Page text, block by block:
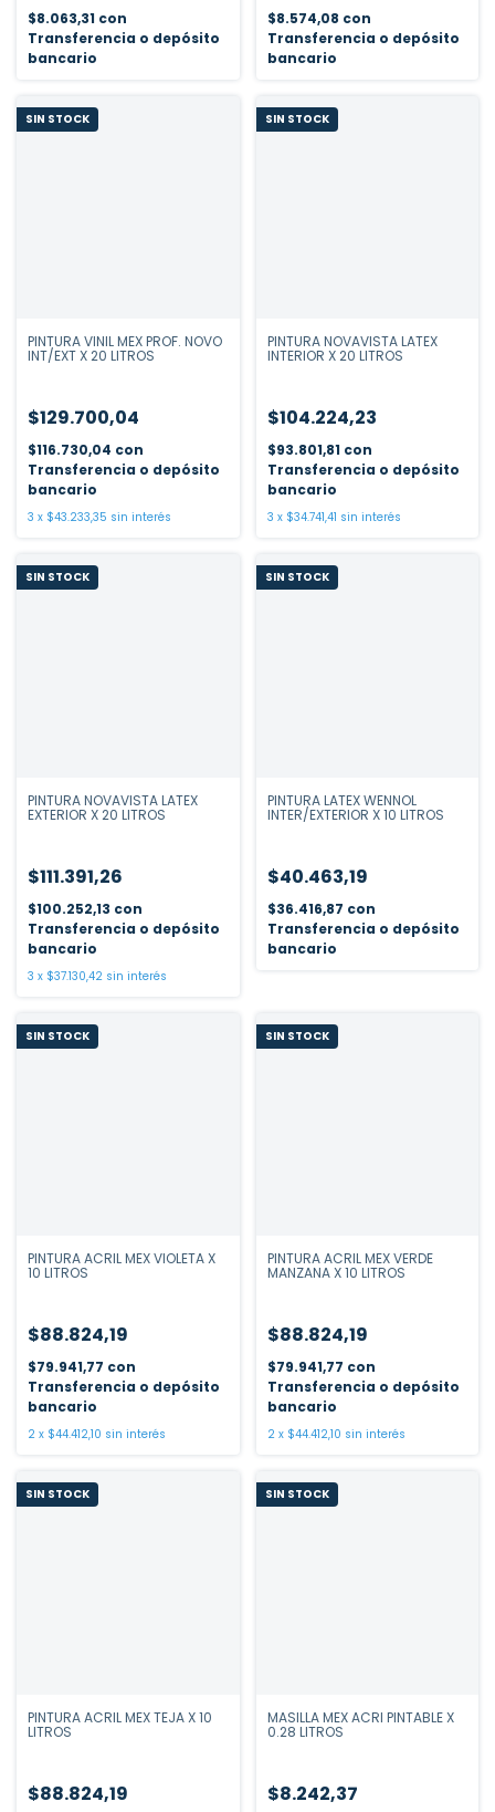
$8.063,31 con
Transferencia o depósito
bancario
$8.574,08 con
Transferencia o depósito
bancario
SIN STOCK
PINTURA VINIL MEX PROF. NOVO
INT/EXT X 20 LITROS
$129.700,04
$116.730,04 con
Transferencia o depósito
bancario
3 x $43.233,35 sin interés
SIN STOCK
PINTURA NOVAVISTA LATEX
INTERIOR X 20 LITROS
$104.224,23
$93.801,81 con
Transferencia o depósito
bancario
3 x $34.741,41 sin interés
SIN STOCK
PINTURA NOVAVISTA LATEX
EXTERIOR X 20 LITROS
$111.391,26
$100.252,13 con
Transferencia o depósito
bancario
3 x $37.130,42 sin interés
SIN STOCK
PINTURA LATEX WENNOL
INTER/EXTERIOR X 10 LITROS
$40.463,19
$36.416,87 con
Transferencia o depósito
bancario
SIN STOCK
PINTURA ACRIL MEX VIOLETA X
10 LITROS
$88.824,19
$79.941,77 con
Transferencia o depósito
bancario
2 x $44.412,10 sin interés
SIN STOCK
PINTURA ACRIL MEX VERDE
MANZANA X 10 LITROS
$88.824,19
$79.941,77 con
Transferencia o depósito
bancario
2 x $44.412,10 sin interés
SIN STOCK
PINTURA ACRIL MEX TEJA X 10
LITROS
$88.824,19
SIN STOCK
MASILLA MEX ACRI PINTABLE X
0.28 LITROS
$8.242,37